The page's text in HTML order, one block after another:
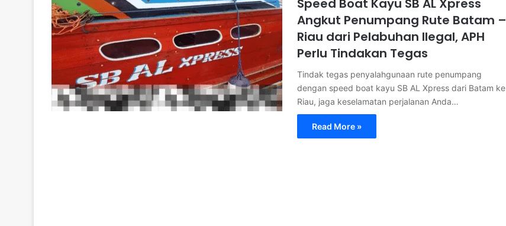
Speed Boat Kayu SB AL Xpress
Angkut Penumpang Rute Batam –
Riau dari Pelabuhan Ilegal, APH
Perlu Tindakan Tegas
Tindak tegas penyalahgunaan rute penumpang
dengan speed boat kayu SB AL Xpress dari Batam ke
Riau, jaga keselamatan perjalanan Anda…
Read More »